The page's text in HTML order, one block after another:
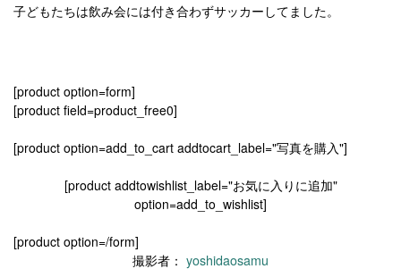
子どもたちは飲み会には付き合わずサッカーしてました。
[product option=form]
[product field=product_free0]
[product option=add_to_cart addtocart_label="写真を購入"]
[product addtowishlist_label="お気に入りに追加"
option=add_to_wishlist]
[product option=/form]
撮影者： yoshidaosamu